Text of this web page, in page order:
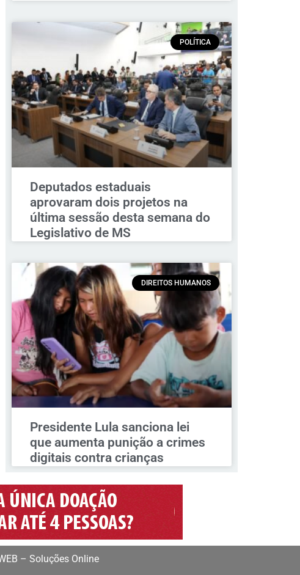
POLÍTICA
Deputados estaduais
aprovaram dois projetos na
última sessão desta semana do
Legislativo de MS
DIREITOS HUMANOS
Presidente Lula sanciona lei
que aumenta punição a crimes
digitais contra crianças
– Soluções Online